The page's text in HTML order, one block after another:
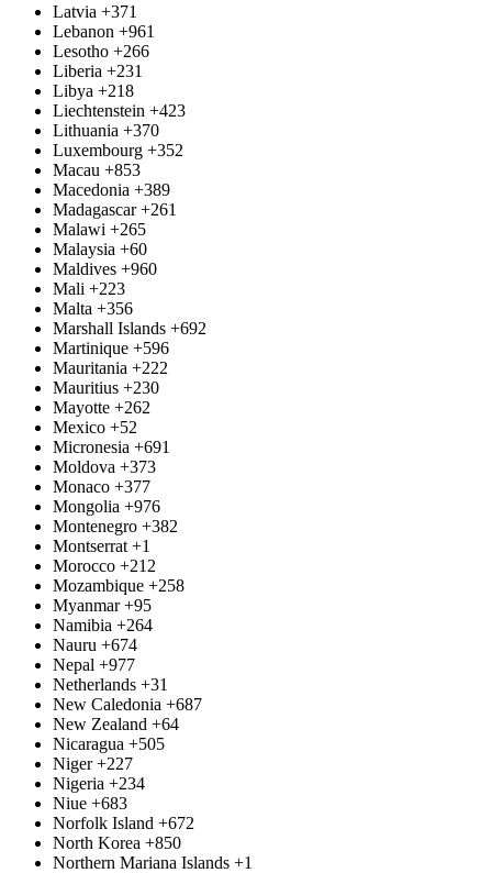
Latvia +371
Lebanon +961
Lesotho +266
Liberia +231
Libya +218
Liechtenstein +423
Lithuania +370
Luxembourg +352
Macau +853
Macedonia +389
Madagascar +261
Malawi +265
Malaysia +60
Maldives +960
Mali +223
Malta +356
Marshall Islands +692
Martinique +596
Mauritania +222
Mauritius +230
Mayotte +262
Mexico +52
Micronesia +691
Moldova +373
Monaco +377
Mongolia +976
Montenegro +382
Montserrat +1
Morocco +212
Mozambique +258
Myanmar +95
Namibia +264
Nauru +674
Nepal +977
Netherlands +31
New Caledonia +687
New Zealand +64
Nicaragua +505
Niger +227
Nigeria +234
Niue +683
Norfolk Island +672
North Korea +850
Northern Mariana Islands +1